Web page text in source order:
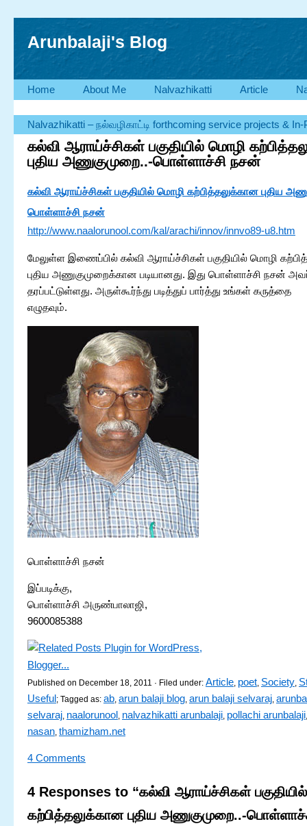
Arunbalaji's Blog
Home About Me Nalvazhikatti Article
Nalvazhikatti – நல்வழிகாட்டி forthcoming service projects &
கல்வி ஆராய்ச்சிகள் பகுதியில் மொழி
புதிய அணுகுமுறை..-பொள்ளாச்சி நசன்
கல்வி ஆராய்ச்சிகள் பகுதியில் மொழி கற்பித்தலுக்கான புதிய
பொள்ளாச்சி நசன்
http://www.naalorunool.com/kal/arachi/innov/innvo89-u8.htm
மேலுள்ள இணைப்பில் கல்வி ஆராய்ச்சிகள் பகுதியில் மொழி
புதிய அணுகுமுறைக்கான படியானது. இது பொள்ளாச்சி நசன்
தரப்பட்டுள்ளது. அருள்கூர்ந்து படித்துப் பார்த்து உங்கள் கருத்தை
எழுதவும்.
பொள்ளாச்சி நசன்
இப்படிக்கு,
பொள்ளாச்சி அருண்பாலாஜி,
9600085388
Published on December 18, 2011 · Filed under: Article, poet, Society,
Useful; Tagged as: ab, arun balaji blog, arun balaji selvaraj,
selvaraj, naalorunool, nalvazhikatti arunbalaji, pollachi arunbalaji
nasan, thamizham.net
4 Comments
4 Responses to “கல்வி ஆராய்ச்சிகள்
கற்பித்தலுக்கான புதிய அணுகுமுறை..-